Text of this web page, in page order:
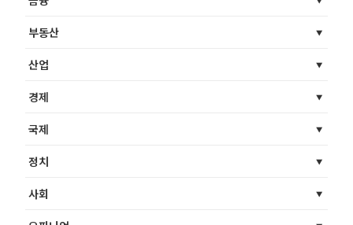
부동산
산업
경제
국제
정치
사회